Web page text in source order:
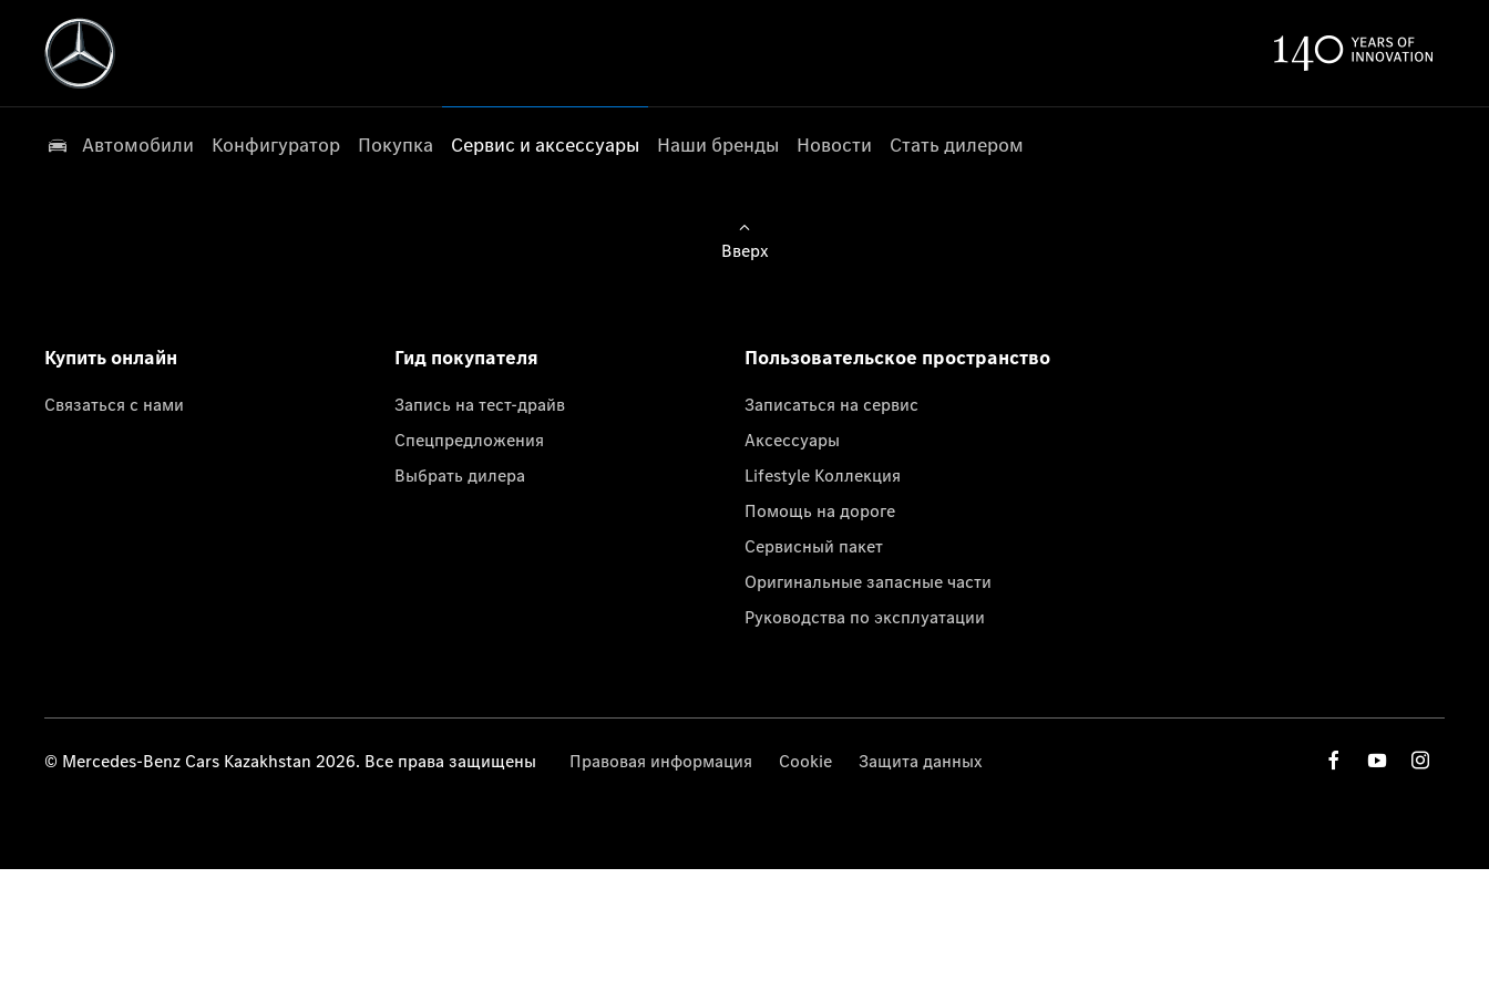
Автомобили Конфигуратор Покупка Сервис и аксессуары Наши бренды Новости Стать дилером
Вверх
Купить онлайн
Связаться с нами
Гид покупателя
Запись на тест-драйв
Спецпредложения
Выбрать дилера
Пользовательское пространство
Записаться на сервис
Аксессуары
Lifestyle Коллекция
Помощь на дороге
Сервисный пакет
Оригинальные запасные части
Руководства по эксплуатации
© Mercedes-Benz Cars Kazakhstan 2026. Все права защищены Правовая информация Cookie Защита данных